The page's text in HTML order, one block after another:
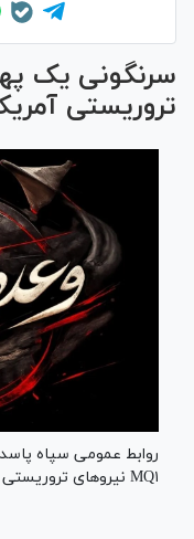
تروریستی
روابط عمومی سپاه
MQ۱ نیرو‌های تروریستی آمریکایی‌صهیونیستی خبر داد.